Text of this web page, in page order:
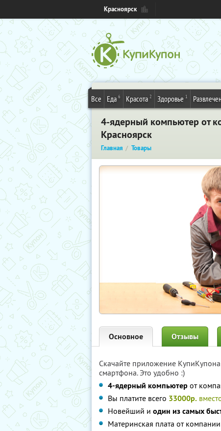
Красноярск
Все Еда 6 Красота 2 Здоровье 1
4-ядерный компьютер от
Красноярск
Главная Товары
Основное Отзывы
Скачайте приложение
смартфона. Это удобно :)
4-ядерный компьютер от
Вы платите всего 33000р.
Новейший и один из самых
Материнская плата от